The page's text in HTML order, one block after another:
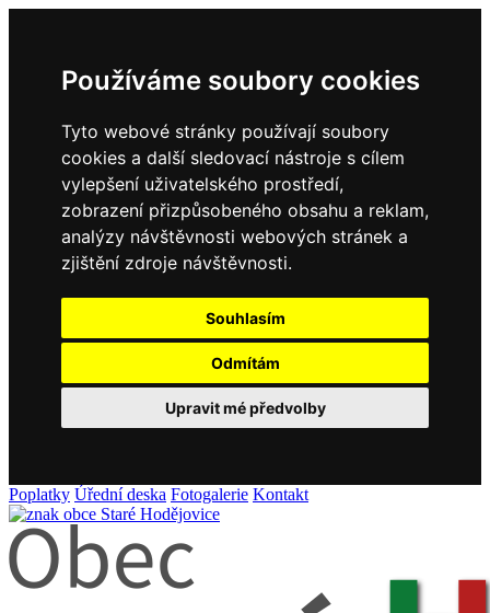
Používáme soubory cookies
Tyto webové stránky používají soubory
cookies a další sledovací nástroje s cílem
vylepšení uživatelského prostředí,
zobrazení přizpůsobeného obsahu a reklam,
analýzy návštěvnosti webových stránek a
zjištění zdroje návštěvnosti.
Souhlasím
Odmítám
Upravit mé předvolby
Poplatky Úřední deska Fotogalerie Kontakt